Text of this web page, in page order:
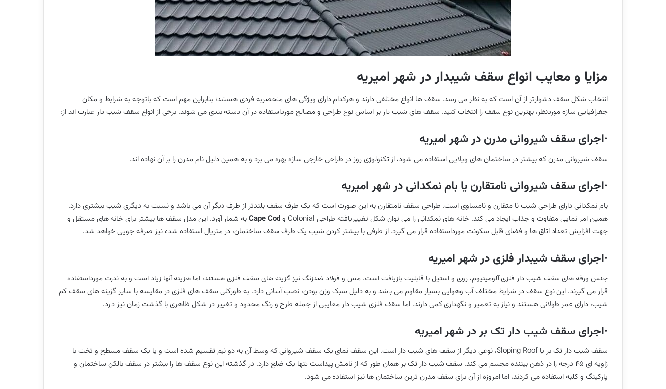
مزایا و معایب انواع سقف شیبدار در شهر امیریه
انتخاب شکل سقف دشوارتر از آن است که به نظر می رسد. سقف ها انواع مختلفی دارند و هرکدام دارای ویژگی های منحصربه فردی هستند؛ بنابراین مهم است که باتوجه به شرایط و مکان
جغرافیایی سازه موردنظر، بهترین نوع سقف را انتخاب کنید. سقف های شیب دار بر اساس نوع طراحی و مصالح مورداستفاده در آن دسته بندی می شوند. برخی از انواع سقف شیب دار عبارت اند از:
·اجرای سقف شیروانی مدرن در شهر امیریه
سقف شیروانی مدرن که بیشتر در ساختمان های ویلایی استفاده می شود، از تکنولوژی روز در طراحی خارجی سازه بهره می برد و به همین دلیل نام مدرن را بر آن نهاده اند.
·اجرای سقف شیروانی نامتقارن یا بام نمکدانی در شهر امیریه
بام نمکدانی دارای طراحی شیب نا متقارن و نامساوی است. طراحی سقف نامتقارن به این صورت است که یک طرف سقف بلندتر از طرف دیگر آن می باشد و نسبت به دیگری شیب بیشتری دارد.
همین امر نمایی متفاوت و جذاب ایجاد می کند. خانه های نمکدانی را می توان شکل تغییریافته طراحی Colonial و
Cape Codبه شمار آورد. این مدل سقف ها بیشتر برای خانه های مستقل و
جهت افزایش تعداد اتاق ها و فضای قابل سکونت مورداستفاده قرار می گیرد. از طرفی با بیشتر کردن شیب یک طرف سقف ساختمان، در متریال استفاده شده نیز صرفه جویی خواهد شد.
·اجرای سقف شیبدار فلزی در شهر امیریه
جنس ورقه های سقف شیب دار فلزی آلومینیوم، روی و استیل با قابلیت بازیافت است. مس و فولاد ضدزنگ نیز گزینه های سقف فلزی هستند، اما هزینه آنها زیاد است و به ندرت مورداستفاده
قرار می گیرند. این نوع سقف در شرایط مختلف آب وهوایی بسیار مقاوم می باشد و به دلیل سبک وزن بودن، نصب آسانی دارد. به طورکلی سقف های فلزی در مقایسه با سایر گزینه های سقف کم
شیب، دارای عمر طولانی هستند و نیاز به تعمیر و نگهداری کمی دارند. اما سقف فلزی شیب دار معایبی از جمله طرح و رنگ محدود و تغییر در شکل ظاهری با گذشت زمان نیز دارد.
·اجرای سقف شیب دار تک بر در شهر امیریه
سقف شیب دار تک بر یا Sloping Roof، نوعی دیگر از سقف های شیب دار است. این سقف نمای یک سقف شیروانی که وسط آن به دو نیم تقسیم شده است و یا یک سقف مسطح و تخت با
زاویه ای ٤٥ درجه را در ذهن بیننده مجسم می کند. سقف شیب دار تک بر همان طور که از نامش پیداست تنها یک ضلع دارد. در گذشته این نوع سقف ها را بیشتر در سقف بالکن ساختمان و
پارکینگ و کلبه استفاده می کردند، اما امروزه از آن برای سقف مدرن ترین ساختمان ها نیز استفاده می شود.